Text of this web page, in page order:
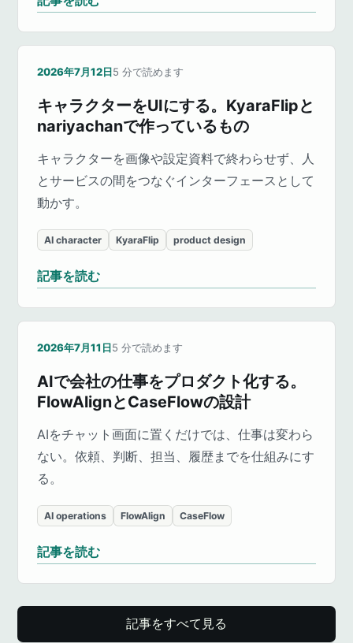
2026年7月12日5 分で読めます
キャラクターをUIにする。KyaraFlipと
nariyachanで作っているもの
キャラクターを画像や設定資料で終わらせず、人
とサービスの間をつなぐインターフェースとして
動かす。
AI character KyaraFlip product design
記事を読む
2026年7月11日5 分で読めます
AIで会社の仕事をプロダクト化する。
FlowAlignとCaseFlowの設計
AIをチャット画面に置くだけでは、仕事は変わら
ない。依頼、判断、担当、履歴までを仕組みにす
る。
AI operations FlowAlign CaseFlow
記事を読む
記事をすべて見る